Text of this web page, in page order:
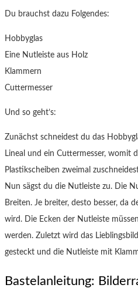
Du brauchst dazu Folgendes:
Hobbyglas
Eine Nutleiste aus Holz
Klammern
Cuttermesser
Und so geht’s:
Zunächst schneidest du das
Lineal und ein Cuttermesser, womit
Plastikscheiben zweimal
Nun sägst du die Nutleiste zu. Die
Breiten. Je breiter, desto besser, da
wird. Die Ecken der Nutleiste
werden. Zuletzt wird das
gesteckt und die Nutleiste mit
Bastelanleitung: